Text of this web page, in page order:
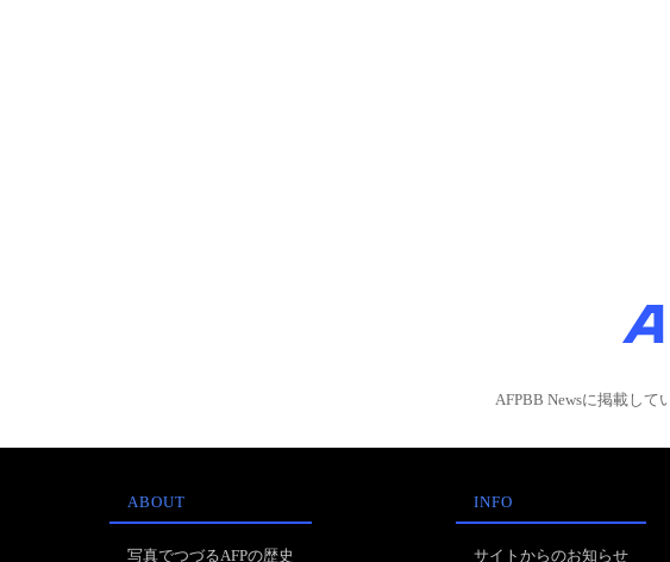
AFPBB Newsに掲載して
ABOUT
写真でつづるAFPの歴史
INFO
サイトからのお知らせ